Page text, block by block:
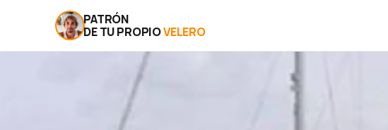
PATRÓN
DE TU PROPIOVELERO